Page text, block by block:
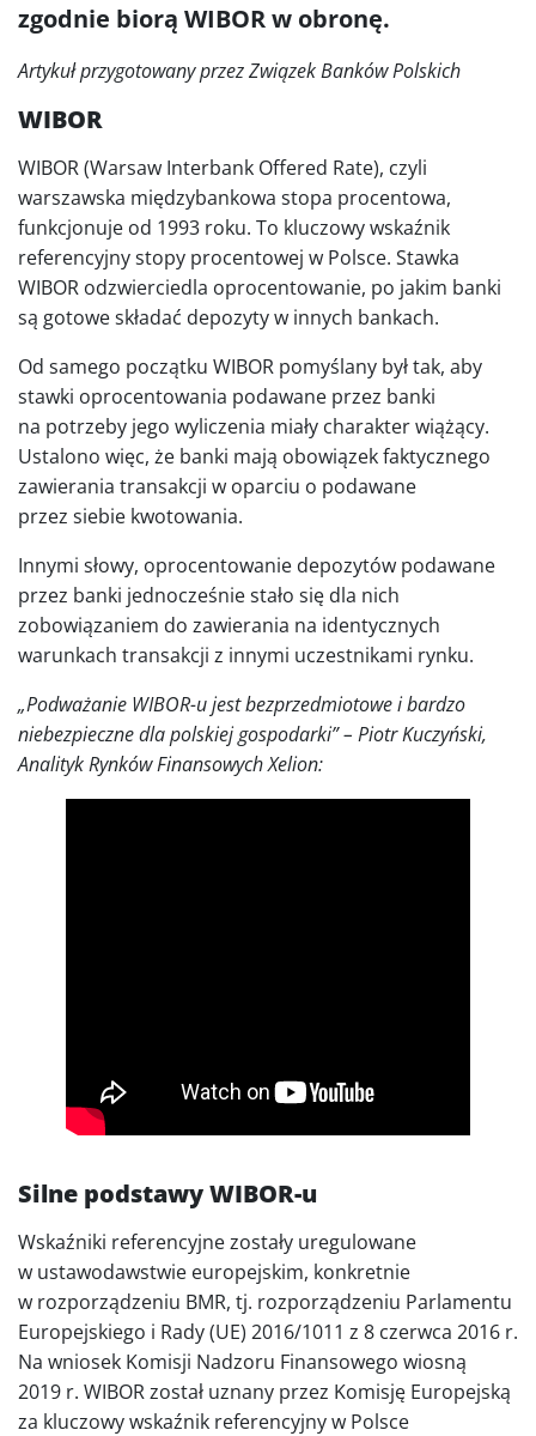
zgodnie biorą WIBOR w obronę.
Artykuł przygotowany przez Związek Banków Polskich
WIBOR
WIBOR (Warsaw Interbank Offered Rate), czyli
warszawska międzybankowa stopa procentowa,
funkcjonuje od 1993 roku. To kluczowy wskaźnik
referencyjny stopy procentowej w Polsce. Stawka
WIBOR odzwierciedla oprocentowanie, po jakim banki
są gotowe składać depozyty w innych bankach.
Od samego początku WIBOR pomyślany był tak, aby
stawki oprocentowania podawane przez banki
na potrzeby jego wyliczenia miały charakter wiążący.
Ustalono więc, że banki mają obowiązek faktycznego
zawierania transakcji w oparciu o podawane
przez siebie kwotowania.
Innymi słowy, oprocentowanie depozytów podawane
przez banki jednocześnie stało się dla nich
zobowiązaniem do zawierania na identycznych
warunkach transakcji z innymi uczestnikami rynku.
„Podważanie WIBOR-u jest bezprzedmiotowe i bardzo
niebezpieczne dla polskiej gospodarki” – Piotr Kuczyński,
Analityk Rynków Finansowych Xelion:
Silne podstawy WIBOR-u
Wskaźniki referencyjne zostały uregulowane
w ustawodawstwie europejskim, konkretnie
w rozporządzeniu BMR, tj. rozporządzeniu Parlamentu
Europejskiego i Rady (UE) 2016/1011 z 8 czerwca 2016 r.
Na wniosek Komisji Nadzoru Finansowego wiosną
2019 r. WIBOR został uznany przez Komisję Europejską
za kluczowy wskaźnik referencyjny w Polsce